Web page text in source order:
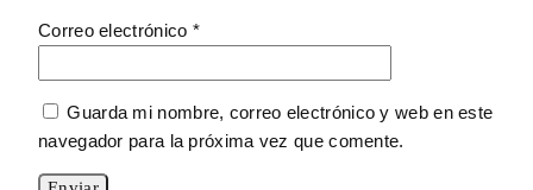
Correo electrónico *
Guarda mi nombre, correo electrónico y web en este
navegador para la próxima vez que comente.